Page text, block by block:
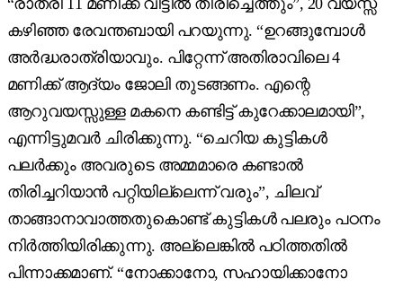
കഴിഞ്ഞ രേവന്തബായി പറയുന്നു. “ഉറങ്ങുമ്പോൾ
അർദ്ധരാത്രിയാവും. പിറ്റേന്ന് അതിരാവിലെ 4
മണിക്ക് ആദ്യം ജോലി തുടങ്ങണം. എന്റെ
ആറുവയസ്സുള്ള മകനെ കണ്ടിട്ട് കുറേക്കാലമായി”,
എന്നിട്ടുമവർ ചിരിക്കുന്നു. “ചെറിയ കുട്ടികൾ
പലർക്കും അവരുടെ അമ്മമാരെ കണ്ടാൽ
തിരിച്ചറിയാൻ പറ്റിയില്ലെന്ന് വരും”, ചിലവ്
താങ്ങാ‍നാവാത്തതുകൊണ്ട് കുട്ടികൾ പലരും പഠനം
നിർത്തിയിരിക്കുന്നു. അല്ലെങ്കിൽ പഠിത്തതിൽ
പിന്നാക്കമാണ്. “നോക്കാനോ, സഹായിക്കാനോ